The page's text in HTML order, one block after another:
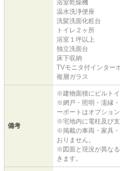
浴室乾燥機
温水洗浄便座
洗髪洗面化粧台
トイレ２ヶ所
浴室１坪以上
独立洗面台
床下収納
TVモニタ付インター
複層ガラス
備考
※建物面積にビルトイ
※網戸・照明・濡縁
ーポートはオプション
※宅地内に電柱及び支
※掲載の車両・家具
おりません。
※図面と現況が異な
きます。